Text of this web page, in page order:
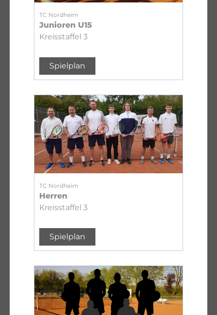
TC Nordheim
Junioren U15
Kreisstaffel 3
Spielplan
TC Nordheim
Herren
Kreisstaffel 3
Spielplan